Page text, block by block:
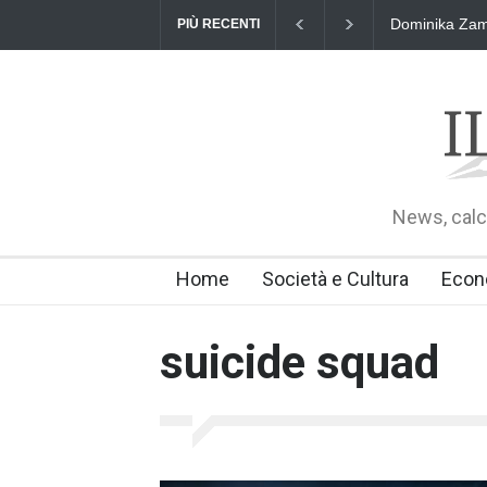
PIÙ RECENTI Dominika
News,
Home Società e Cultura
suicide squad